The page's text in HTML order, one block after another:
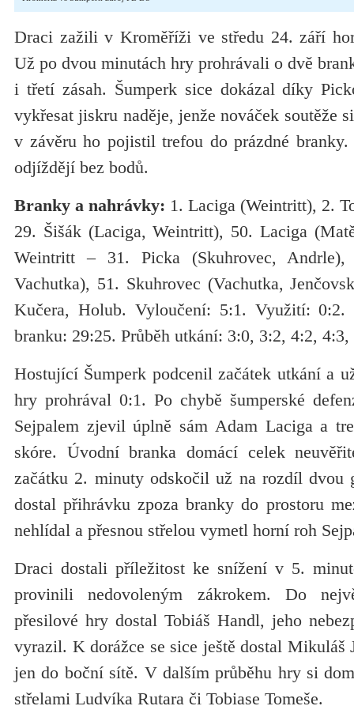
Draci zažili v Kroměříži ve středu 24. září
Už po dvou minutách hry prohrávali o dvě
i třetí zásah. Šumperk sice dokázal díky
vykřesat jiskru naděje, jenže nováček soutěže
v závěru ho pojistil trefou do prázdné
odjíždějí bez bodů.
Branky a nahrávky: 1. Laciga (Weintritt), 2.
29. Šišák (Laciga, Weintritt), 50. Laciga
Weintritt – 31. Picka (Skuhrovec,
Vachutka), 51. Skuhrovec (Vachutka,
Kučera, Holub. Vyloučení: 5:1. Využití:
branku: 29:25. Průběh utkání: 3:0, 3:2, 4:2, 4:3,
Hostující Šumperk podcenil začátek utkání a
hry prohrával 0:1. Po chybě šumperské
Sejpalem zjevil úplně sám Adam Laciga a
skóre. Úvodní branka domácí celek
začátku 2. minuty odskočil už na rozdíl dvou
dostal přihrávku zpoza branky do prostoru
nehlídal a přesnou střelou vymetl horní roh
Draci dostali příležitost ke snížení v 5.
provinili nedovoleným zákrokem. Do
přesilové hry dostal Tobiáš Handl, jeho
vyrazil. K dorážce se sice ještě dostal Mikuláš
jen do boční sítě. V dalším průběhu hry si
střelami Ludvíka Rutara či Tobiase Tomeše.